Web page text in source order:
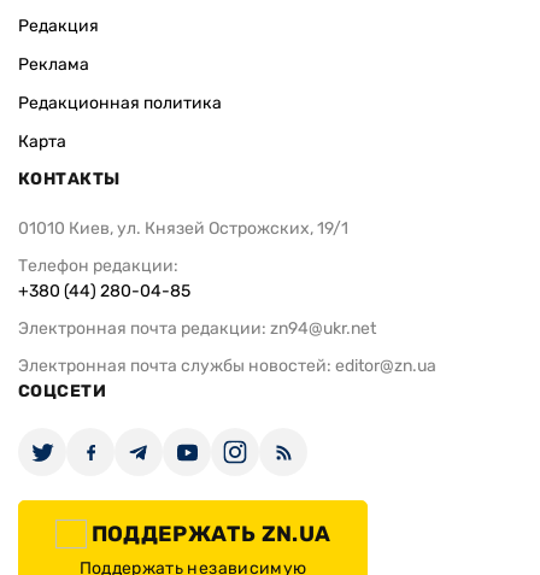
Редакция
Реклама
Редакционная политика
Карта
КОНТАКТЫ
01010 Киев, ул. Князей Острожских, 19/1
Телефон редакции:
+380 (44) 280-04-85
Электронная почта редакции: zn94@ukr.net
Электронная почта службы новостей: editor@zn.ua
СОЦСЕТИ
ПОДДЕРЖАТЬ ZN.UA
Поддержать независимую